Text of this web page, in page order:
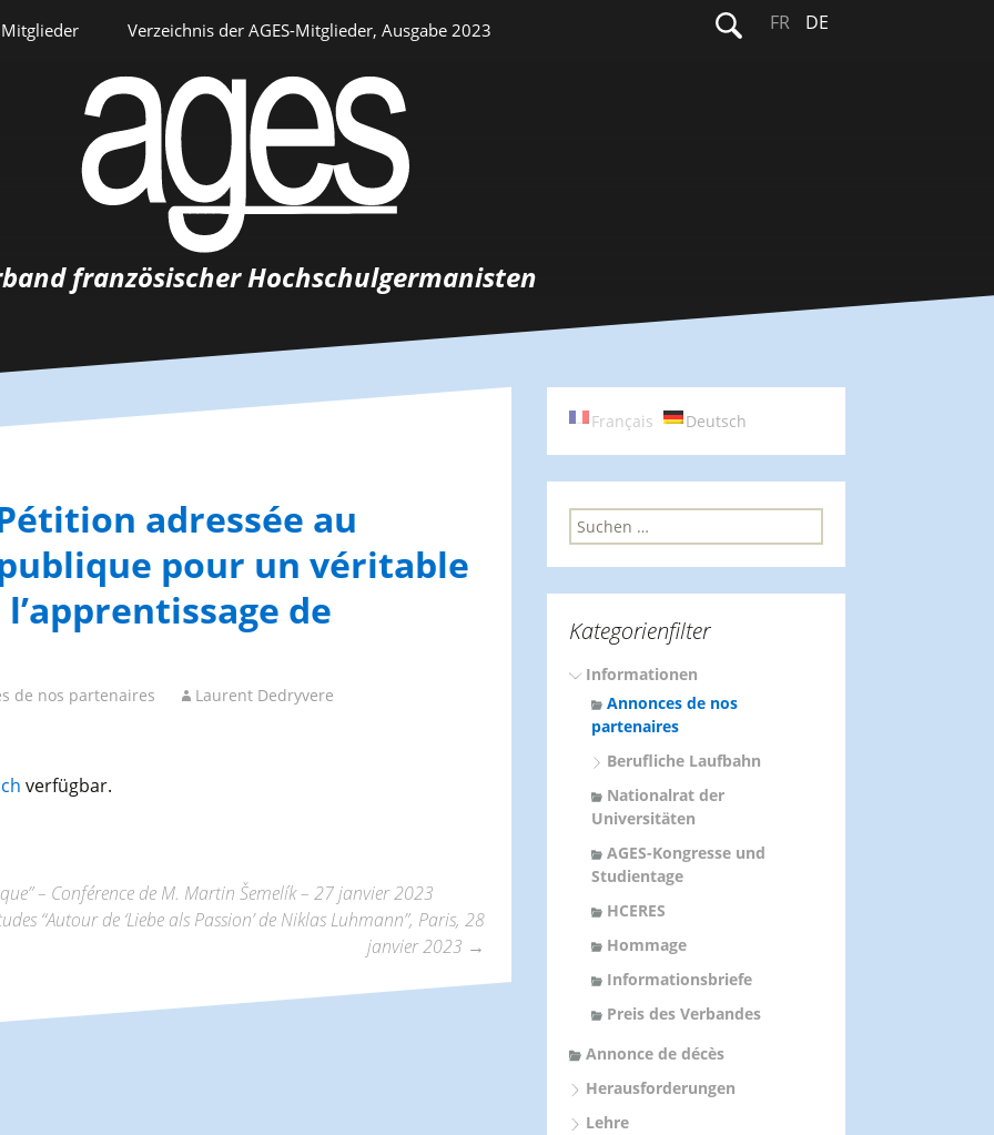
Auswahlverfahren
Mitglieder
Persönlicher Bereich
Verzeichnis der AGES-Mitglieder, Ausgabe 2023
Suchen
nach:
FR DE
französischer Hochschulgermanisten
adressée au
pour un véritable
de
de nos partenaires Laurent Dedryvere
verfügbar.
– Conférence de M. Martin Šemelík – 27 janvier 2023
“Autour de ‘Liebe als Passion’ de Niklas Luhmann”, Paris, 28
janvier 2023 →
Français Deutsch
S
u
n
a
Kategorienfilter
Informationen
Annonces de nos
partenaires
Berufliche Laufbahn
Nationalrat der
Universitäten
AGES-Kongresse und
Studientage
HCERES
Hommage
Informationsbriefe
Preis des Verbandes
Annonce de décès
Herausforderungen
Lehre